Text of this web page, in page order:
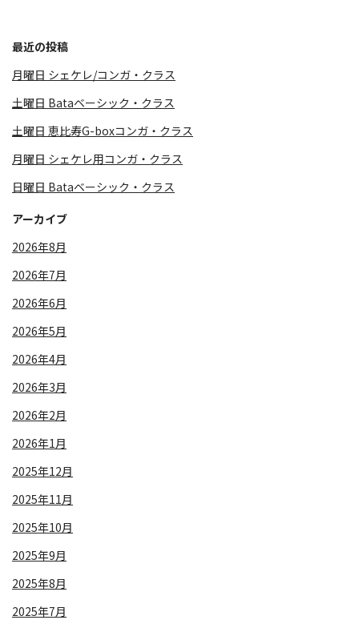
最近の投稿
月曜日 シェケレ/コンガ・クラス
土曜日 Bataベーシック・クラス
土曜日 恵比寿G-boxコンガ・クラス
月曜日 シェケレ用コンガ・クラス
日曜日 Bataベーシック・クラス
アーカイブ
2026年8月
2026年7月
2026年6月
2026年5月
2026年4月
2026年3月
2026年2月
2026年1月
2025年12月
2025年11月
2025年10月
2025年9月
2025年8月
2025年7月